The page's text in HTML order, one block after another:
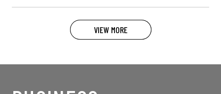
VIEW MORE